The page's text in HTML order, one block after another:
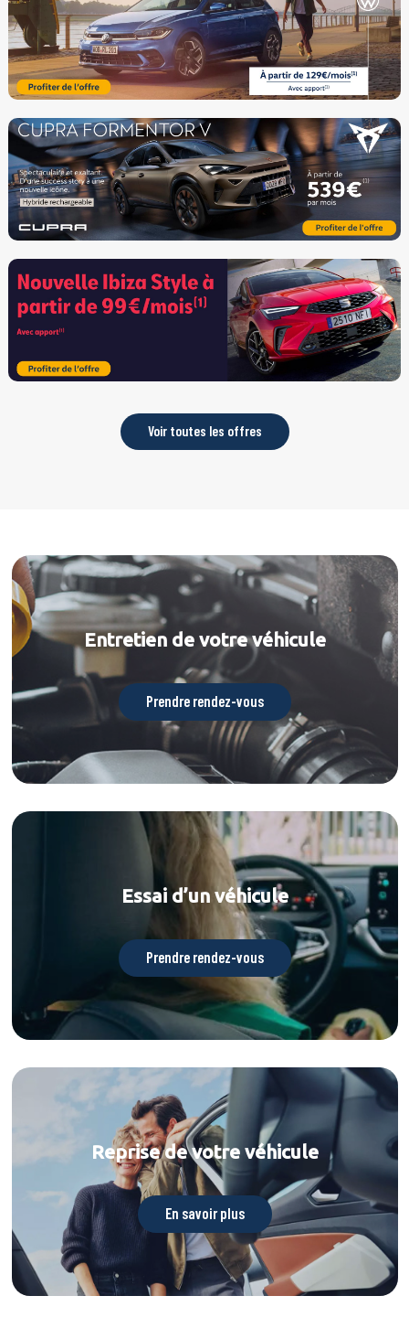
Voir toutes les offres
Entretien de votre véhicule
Prendre rendez-vous
Essai d’un véhicule
Prendre rendez-vous
Reprise de votre véhicule
En savoir plus